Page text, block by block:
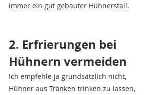
immer ein gut gebauter Hühnerstall.
2. Erfrierungen bei
Hühnern vermeiden
Ich empfehle ja grundsätzlich nicht,
Hühner aus Tränken trinken zu lassen,